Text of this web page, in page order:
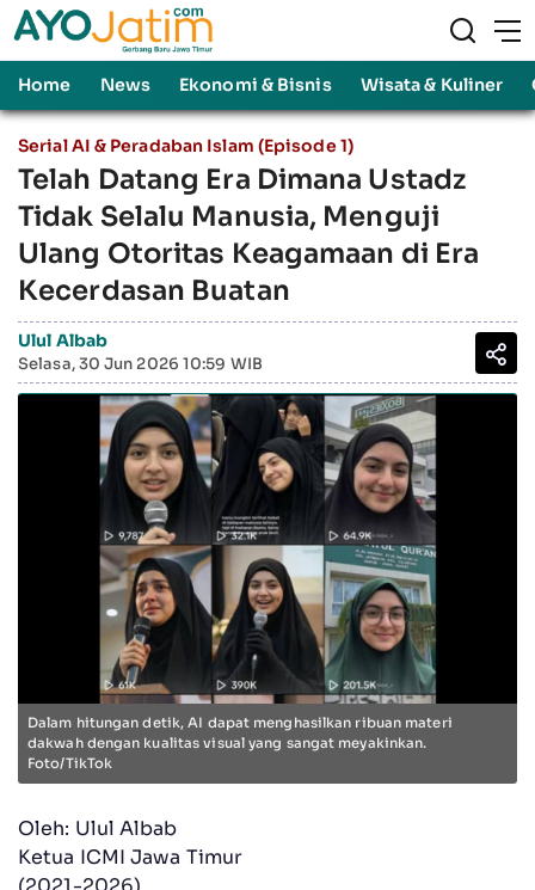
Home News Ekonomi & Bisnis Wisata & Kuliner
Serial AI & Peradaban Islam (Episode 1)
Telah Datang Era Dimana Ustadz
Tidak Selalu Manusia, Menguji
Ulang Otoritas Keagamaan di Era
Kecerdasan Buatan
Ulul Albab
Selasa, 30 Jun 2026 10:59 WIB
Dalam hitungan detik, AI dapat menghasilkan ribuan materi
dakwah dengan kualitas visual yang sangat meyakinkan.
Foto/TikTok
Oleh: Ulul Albab
Ketua ICMI Jawa Timur